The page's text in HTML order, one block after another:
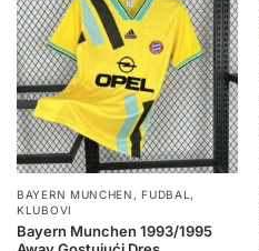
BAYERN MUNCHEN ,FUDBAL ,
KLUBOVI
Bayern Munchen 1993/1995